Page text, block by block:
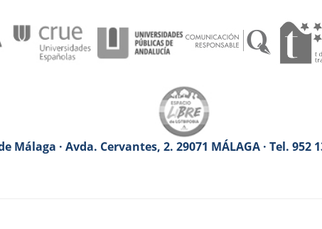
Málaga · Avda. Cervantes, 2. 29071 MÁLAGA · Tel. 952